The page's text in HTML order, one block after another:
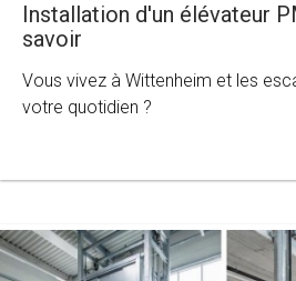
Installation d'un élévateur
savoir
Vous vivez à Wittenheim et les
votre quotidien ?